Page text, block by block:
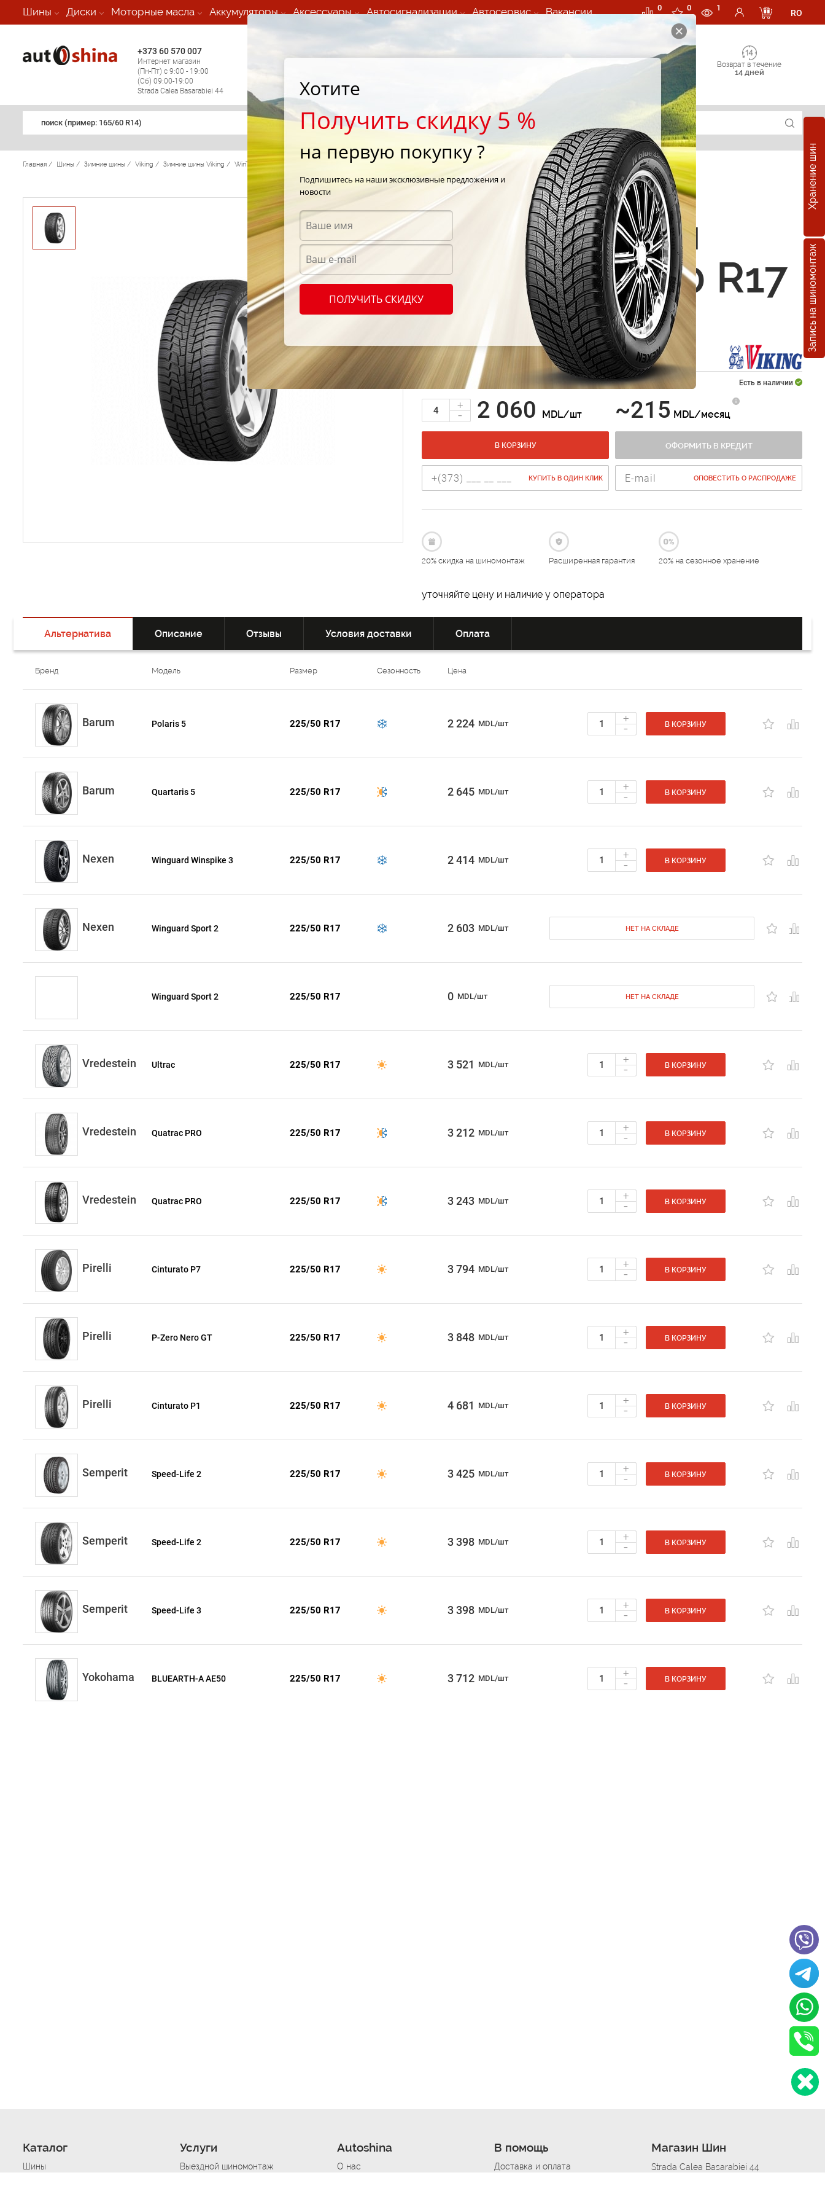
Шины Диски Моторные масла Аккумуляторы Аксессуары Автосигнализации Автосервис Вакансии 0 0 1
RO
+373 60 570 007
Интернет магазин
(Пн-Пт) с 9:00 - 19:00
(Сб) 09:00-19:00
Strada Calea Basarabiei 44
Мобильный шиномонтаж 24/7
Возврат в течение
14 дней
поиск (примеp: 165/60 R14)
Хранение шин
Запись на шиномонтаж
Главная / Шины / Зимние шины / Viking / Зимние шины Viking / WinTech/ Viking 225/50 R17 98V WinTech
Зимние шины
Viking 225/50 R17
98V WinTech
Зимние шины Viking Зимние шины 225/50 R17
Код продукта: AT-160824 Есть в наличии
+
- 2 060 MDL/шт ~215 MDL/месяц
В КОРЗИНУ ОФОРМИТЬ В КРЕДИТ
КУПИТЬ В ОДИН КЛИК ОПОВЕСТИТЬ О РАСПРОДАЖЕ
20% скидка на шиномонтаж Расширенная гарантия 20% на сезонное хранение
уточняйте цену и наличие у оператора
Альтернатива Описание Отзывы Условия доставки Оплата
Бренд Модель Размер Сезонность Цена
Barum Polaris 5 225/50 R17 2 224 MDL/шт +
- В КОРЗИНУ
Barum Quartaris 5 225/50 R17 2 645 MDL/шт +
- В КОРЗИНУ
Nexen Winguard Winspike 3 225/50 R17 2 414 MDL/шт +
- В КОРЗИНУ
Nexen Winguard Sport 2 225/50 R17 2 603 MDL/шт НЕТ НА СКЛАДЕ
Winguard Sport 2 225/50 R17 0 MDL/шт НЕТ НА СКЛАДЕ
Vredestein Ultrac 225/50 R17 3 521 MDL/шт +
- В КОРЗИНУ
Vredestein Quatrac PRO 225/50 R17 3 212 MDL/шт +
- В КОРЗИНУ
Vredestein Quatrac PRO 225/50 R17 3 243 MDL/шт +
- В КОРЗИНУ
Pirelli Cinturato P7 225/50 R17 3 794 MDL/шт +
- В КОРЗИНУ
Pirelli P-Zero Nero GT 225/50 R17 3 848 MDL/шт +
- В КОРЗИНУ
Pirelli Cinturato P1 225/50 R17 4 681 MDL/шт +
- В КОРЗИНУ
Semperit Speed-Life 2 225/50 R17 3 425 MDL/шт +
- В КОРЗИНУ
Semperit Speed-Life 2 225/50 R17 3 398 MDL/шт +
- В КОРЗИНУ
Semperit Speed-Life 3 225/50 R17 3 398 MDL/шт +
- В КОРЗИНУ
Yokohama BLUEARTH-A AE50 225/50 R17 3 712 MDL/шт +
- В КОРЗИНУ
Каталог
Шины
Услуги
Выездной шиномонтаж
Autoshina
О нас
В помощь
Доставка и оплата
Магазин Шин
Strada Calea Basarabiei 44
Хотите
Получить скидку 5 %
на первую покупку ?
Подпишитесь на наши эксклюзивные предложения и
новости
ПОЛУЧИТЬ СКИДКУ